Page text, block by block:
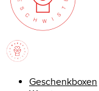
Geschenkboxen